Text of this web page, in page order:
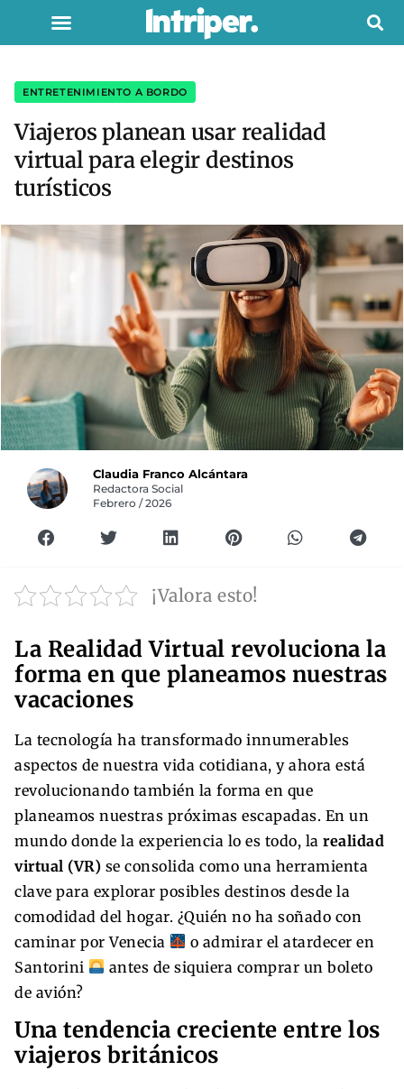
ENTRETENIMIENTO A BORDO
Viajeros planean usar realidad
virtual para elegir destinos
turísticos
Claudia Franco Alcántara
Redactora Social
Febrero / 2026
¡Valora esto!
La Realidad Virtual revoluciona la
forma en que planeamos nuestras
vacaciones
La tecnología ha transformado innumerables
aspectos de nuestra vida cotidiana, y ahora está
revolucionando también la forma en que
planeamos nuestras próximas escapadas. En un
mundo donde la experiencia lo es todo, la realidad
virtual (VR) se consolida como una herramienta
clave para explorar posibles destinos desde la
comodidad del hogar. ¿Quién no ha soñado con
caminar por Venecia
o admirar el atardecer en
Santorini
antes de siquiera comprar un boleto
de avión?
Una tendencia creciente entre los
viajeros británicos